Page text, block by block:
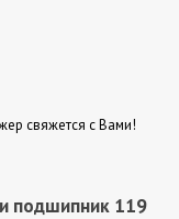
свяжется с Вами!
подшипник 119